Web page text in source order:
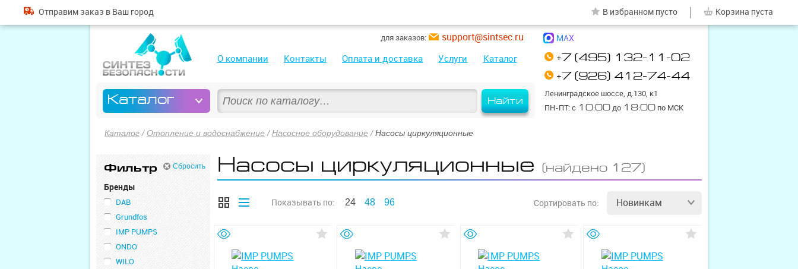
Найти
О компании Контакты Оплата и доставка Услуги Каталог
Каталог
+7 (495) 132-11-02
+7 (926) 412-74-44
Ленинградское шоссе, д.130, к1
ПН-ПТ: с 10:00 до 18:00 по МСК
для заказов: support@sintsec.ru MAX
Отправим заказ в Ваш город В избранном пусто Корзина пуста
Каталог / Отопление и водоснабжение /Насосное оборудование /Насосы циркуляционные
Насосы циркуляционные (найдено 127)
Фильтр Сбросить
Бренды
DAB
Grundfos
IMP PUMPS
ONDO
WILO
Показывать по: 24 48 96 Сортировать по: Новинкам